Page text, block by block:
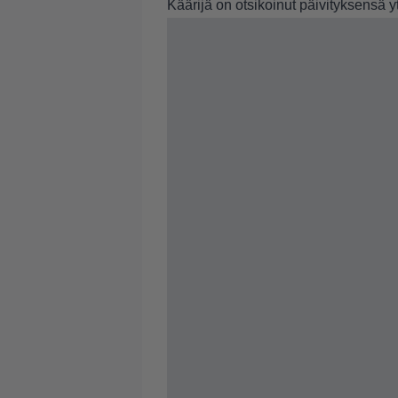
Käärijä on otsikoinut päivityksensä